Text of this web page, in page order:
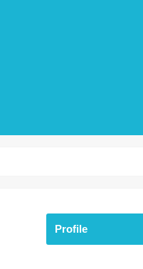
Profile